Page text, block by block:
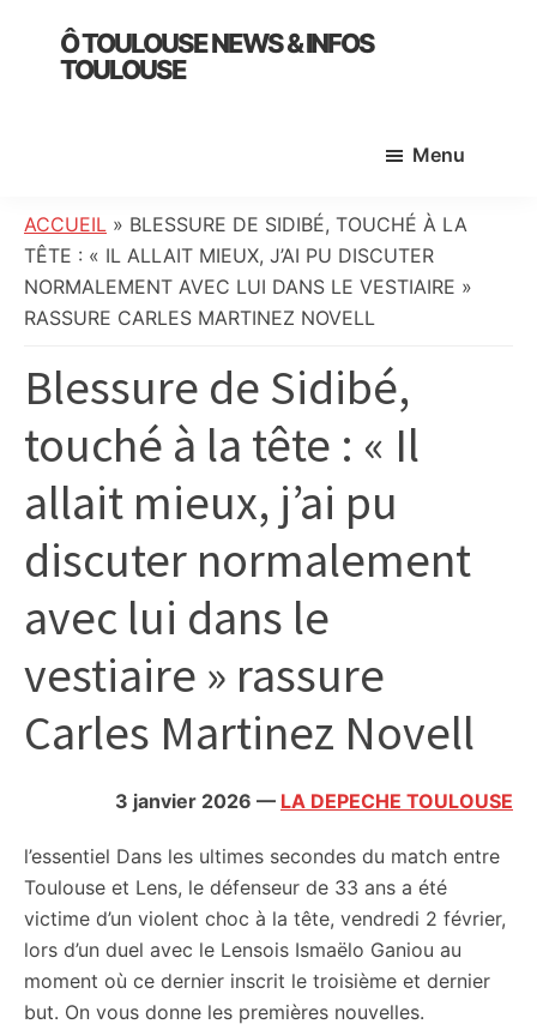
primary
Ô TOULOUSE NEWS & INFOS
TOULOUSE
:
info
locale,
société,
politique,
météo,
faits
et
citoyennes
Menu
ACCUEIL » BLESSURE DE SIDIBÉ, TOUCHÉ À LA
TÊTE : « IL ALLAIT MIEUX, J’AI PU DISCUTER
NORMALEMENT AVEC LUI DANS LE VESTIAIRE »
RASSURE CARLES MARTINEZ NOVELL
Blessure de Sidibé,
touché à la tête : « Il
allait mieux, j’ai pu
discuter normalement
avec lui dans le
vestiaire » rassure
Carles Martinez Novell
3 janvier 2026 — LA DEPECHE TOULOUSE
l’essentiel Dans les ultimes secondes du match entre
Toulouse et Lens, le défenseur de 33 ans a été
victime d’un violent choc à la tête, vendredi 2 février,
lors d’un duel avec le Lensois Ismaëlo Ganiou au
moment où ce dernier inscrit le troisième et dernier
but. On vous donne les premières nouvelles.